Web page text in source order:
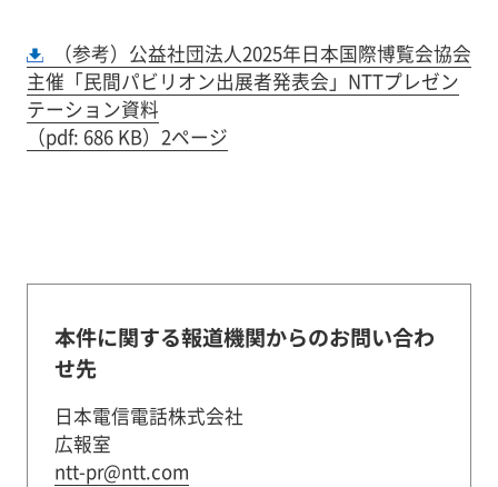
（参考）公益社団法人2025年日本国際博覧会協会
主催「民間パビリオン出展者発表会」NTTプレゼン
テーション資料
（pdf: 686 KB）2ページ
本件に関する報道機関からのお問い合わ
せ先
日本電信電話株式会社
広報室
ntt-pr@ntt.com